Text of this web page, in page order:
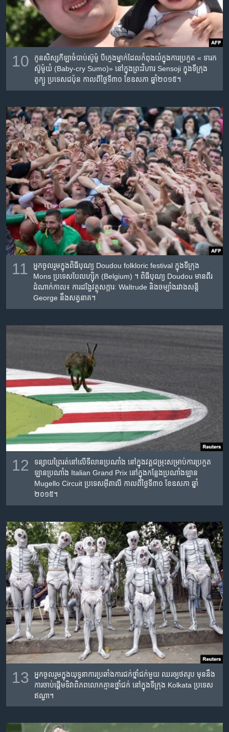
10
កូន​សិស្ស​កីឡា​ចំបាប់​ស៊ូម៉ូ ​បី​ក្មេង​ម្នាក់​ដែល​កំពុង​យំ​ក្នុង​ការប្រកួត​ « ទារក​
ស៊ូម៉ូ​​យំ (Baby-cry Sumo)» នៅ​ក្នុង​ព្រះវិហារ​ Sensoji ក្នុង​ទីក្រុង​
តូក្យូ​ ប្រទេស​ជប៉ុន​ កាល​ពី​ថ្ងៃ​ទី​៣០ ខែ​ឧសភា​ ឆ្នាំ​២០១៥។
11
អ្នក​ចូល​រួម​ក្នុង​ពិធី​បុណ្យ Doudou folkloric festival ​ក្នុង​ទីក្រុង
Mons​ ប្រទេស​បែលហ្ស៊ិក (Belgium)​ ។​ ពិធី​បុណ្យ​ Doudou មាន​ពីរ​
ដំណាក់​កាល​៖ ការដង្ហែ​វត្ថុ​សក្ការៈ Waltrude និង​ចម្បាំង​រវាង​សន្តី​
George នឹង​សត្វនាគ។
12
ទន្សាយ​ព្រៃ​រត់​នៅ​លើ​ទីលាន​ប្រណាំង​ នៅ​ក្នុង​វគ្គ​ជម្រុះ​សម្រាប់​ការប្រកួត​
ឡាន​ប្រណាំង​ Italian Grand Prix នៅ​ក្នុង​កន្លែង​ប្រណាំង​ឡាន​
Mugello Circuit ប្រទេស​អ៊ីតាលី​ កាល​ពី​ថ្ងៃ​ទី​៣០​ ខែ​ឧសភា​ ឆ្នាំ​
២០១៥។
13
អ្នក​ចូល​រួម​ក្នុង​យុទ្ធនាការ​ប្រឆាំង​ការជក់​ថ្នាំ​ជក់​មួយ​ ឈរ​ឲ្យ​ថត​រូប​ មុន​នឹង​
ការចាប់​ផ្តើម​ទិវា​ពិភពលោក​គ្មាន​ថ្នាំ​ជក់​ នៅ​ក្នុង​ទីក្រុង​ Kolkata ប្រទេស​
ឥណ្ឌា។